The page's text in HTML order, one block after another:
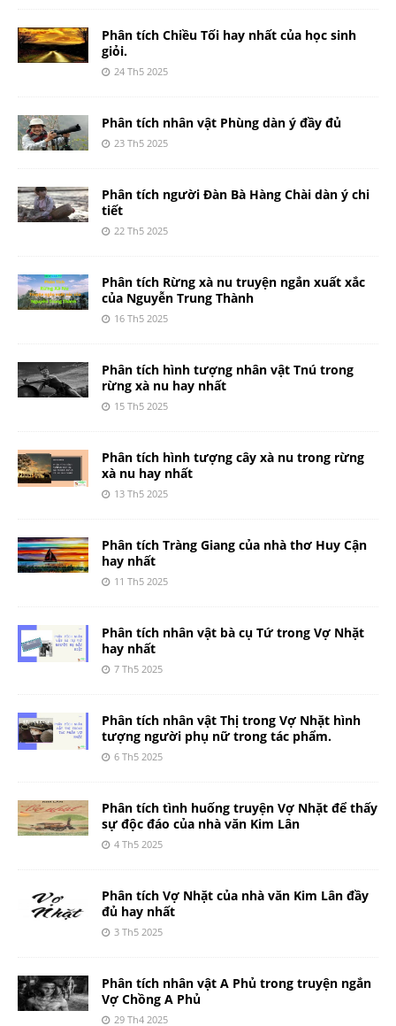
Phân tích Chiều Tối hay nhất của học sinh
giỏi.
24 Th5 2025
Phân tích nhân vật Phùng dàn ý đầy đủ
23 Th5 2025
Phân tích người Đàn Bà Hàng Chài dàn ý chi
tiết
22 Th5 2025
Phân tích Rừng xà nu truyện ngắn xuất xắc
của Nguyễn Trung Thành
16 Th5 2025
Phân tích hình tượng nhân vật Tnú trong
rừng xà nu hay nhất
15 Th5 2025
Phân tích hình tượng cây xà nu trong rừng
xà nu hay nhất
13 Th5 2025
Phân tích Tràng Giang của nhà thơ Huy Cận
hay nhất
11 Th5 2025
Phân tích nhân vật bà cụ Tứ trong Vợ Nhặt
hay nhất
7 Th5 2025
Phân tích nhân vật Thị trong Vợ Nhặt hình
tượng người phụ nữ trong tác phẩm.
6 Th5 2025
Phân tích tình huống truyện Vợ Nhặt để thấy
sự độc đáo của nhà văn Kim Lân
4 Th5 2025
Phân tích Vợ Nhặt của nhà văn Kim Lân đầy
đủ hay nhất
3 Th5 2025
Phân tích nhân vật A Phủ trong truyện ngắn
Vợ Chồng A Phủ
29 Th4 2025